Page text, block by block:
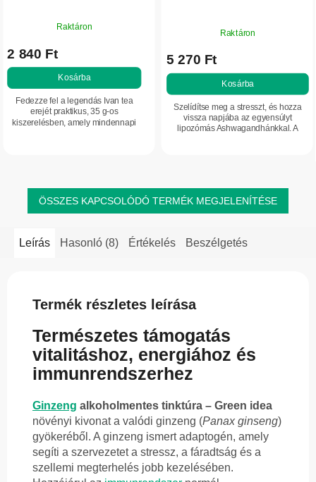
Raktáron
2 840 Ft
Kosárba
Fedezze fel a legendás Ivan tea
erejét praktikus, 35 g-os
kiszerelésben, amely mindennapi
Raktáron
5 270 Ft
Kosárba
Szelídítse meg a stresszt, és hozza
vissza napjába az egyensúlyt
lipozómás Ashwagandhánkkal. A
ÖSSZES KAPCSOLÓDÓ TERMÉK MEGJELENÍTÉSE
Leírás Hasonló (8) Értékelés Beszélgetés
Termék részletes leírása
Természetes támogatás
vitalitáshoz, energiához és
immunrendszerhez
Ginzeng alkoholmentes tinktúra – Green idea
növényi kivonat a valódi ginzeng (Panax ginseng)
gyökeréből. A ginzeng ismert adaptogén, amely
segíti a szervezetet a stressz, a fáradtság és a
szellemi megterhelés jobb kezelésében.